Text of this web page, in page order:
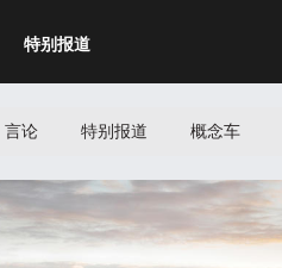
特别报道
言论 特别报道 概念车